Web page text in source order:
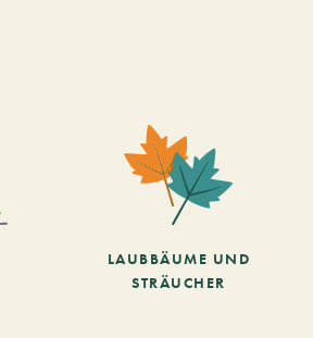
LAUBBÄUME UND
STRÄUCHER